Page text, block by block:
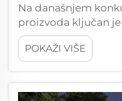
Na današnjem
proizvoda ključan
aluminijska rješenja
jedinstvenu priliku
proizvodne
će...
POKAŽI VIŠE